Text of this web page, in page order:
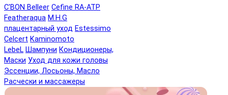
C'BON Belleer Cefine RA-ATP
Featheraqua M.H.G
плацентарный уход Estessimo
Celcert Kaminomoto
LebeL Шампуни Кондиционеры,
Маски Уход для кожи головы
Эссенции, Лосьоны, Масло
Расчески и массажеры